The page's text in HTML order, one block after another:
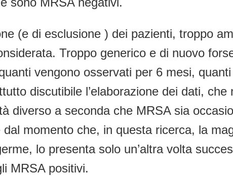
(e di esclusione ) dei pazienti, troppo
Troppo generico e di nuovo
vengono osservati per 6 mesi,
discutibile l’elaborazione dei dati,
diverso a seconda che MRSA sia
momento che, in questa ricerca, la
lo presenta solo un’altra volta
MRSA positivi.